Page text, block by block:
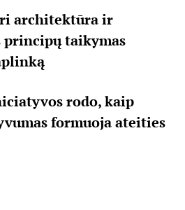
architektūra ir
principų taikymas
rodo, kaip
formuoja ateities